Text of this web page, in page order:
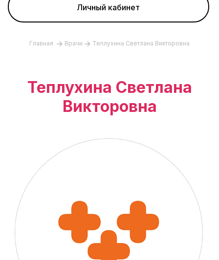
Личный кабинет
Главная Врачи Теплухина Светлана Викторовна
Теплухина Светлана
Викторовна